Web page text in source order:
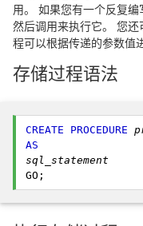
用。 如果您有一个反复编
然后调用来执行它。 您
程可以根据传递的参数值
存储过程语法
CREATE PROCEDURE
AS
sql_statement
GO;